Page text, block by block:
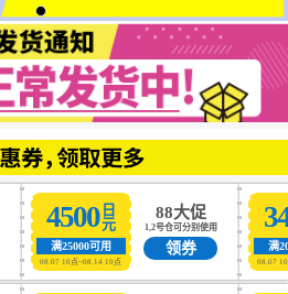
4500日元
满25000可用
08.07 10点~08.14 10点
88大促
1,2号仓可分别使用
领券 满
08.07